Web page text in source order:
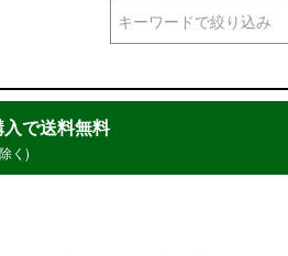
で送料無料
く)